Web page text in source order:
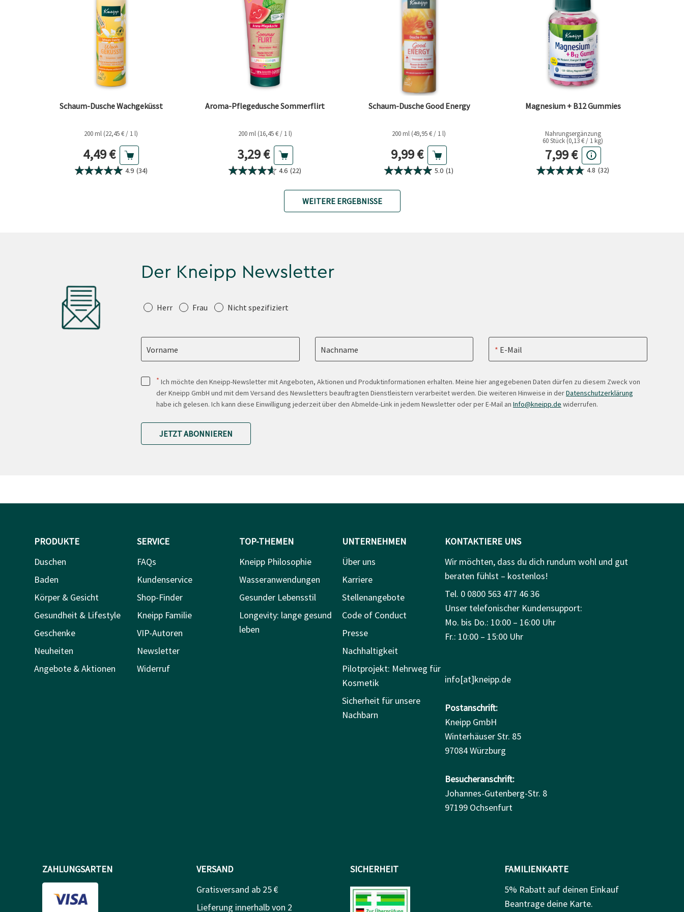
Schaum-Dusche Wachgeküsst
200 ml (22,45 € / 1 l)
Aktueller Preis
4,49 €
4.9 (34)
Aroma-Pflegedusche Sommerflirt
200 ml (16,45 € / 1 l)
Aktueller Preis
3,29 €
4.6 (22)
Schaum-Dusche Good Energy
200 ml (49,95 € / 1 l)
Aktueller Preis
9,99 €
5.0 (1)
Magnesium + B12 Gummies
Nahrungsergänzung
60 Stück (0,13 € / 1 kg)
Aktueller Preis
7,99 €
4.8 (32)
WEITERE ERGEBNISSE
Der Kneipp Newsletter
Anrede
Herr Frau Nicht spezifiziert
Vorname Nachname E-Mail
* Ich möchte den Kneipp-Newsletter mit Angeboten, Aktionen und Produktinformationen erhalten. Meine hier angegebenen Daten dürfen zu diesem Zweck von
der Kneipp GmbH und mit dem Versand des Newsletters beauftragten Dienstleistern verarbeitet werden. Die weiteren Hinweise in derDatenschutzerklärung
habe ich gelesen. Ich kann diese Einwilligung jederzeit über den Abmelde-Link in jedem Newsletter oder per E-Mail an Info@kneipp.de widerrufen.
JETZT ABONNIEREN
PRODUKTE
Duschen
Baden
Körper & Gesicht
Gesundheit & Lifestyle
Geschenke
Neuheiten
Angebote & Aktionen
SERVICE
FAQs
Kundenservice
Shop-Finder
Kneipp Familie
VIP-Autoren
Newsletter
Widerruf
TOP-THEMEN
Kneipp Philosophie
Wasseranwendungen
Gesunder Lebensstil
Longevity: lange gesund
leben
UNTERNEHMEN
Über uns
Karriere
Stellenangebote
Code of Conduct
Presse
Nachhaltigkeit
Pilotprojekt: Mehrweg für
Kosmetik
Sicherheit für unsere
Nachbarn
KONTAKTIERE UNS
Wir möchten, dass du dich rundum wohl und gut
beraten fühlst – kostenlos!
Tel. 0 0800 563 477 46 36
Unser telefonischer Kundensupport:
Mo. bis Do.: 10:00 – 16:00 Uhr
Fr.: 10:00 – 15:00 Uhr
info[at]kneipp.de
Postanschrift:
Kneipp GmbH
Winterhäuser Str. 85
97084 Würzburg
Besucheranschrift:
Johannes-Gutenberg-Str. 8
97199 Ochsenfurt
ZAHLUNGSARTEN
VERSAND
Gratisversand ab 25 €
Lieferung innerhalb von 2
SICHERHEIT
FAMILIENKARTE
5% Rabatt auf deinen Einkauf
Beantrage deine Karte.